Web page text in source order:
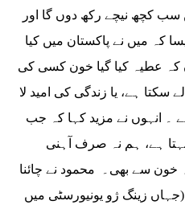
کچھ نیچے رکھ دوں گا اور
کہ میں نے پاکستان میں کیا
کہ عطیہ کیا گیا خون کسی کی
سکتا ہے، یا زندگی کی امید لا
۔ انہوں نے مزید کہا کہ جب
ہے، ہم نہ صرف آہنی
سے بھی۔ محمود نے چائنا
(جہاں زینگ ژو یونیورسٹی میں